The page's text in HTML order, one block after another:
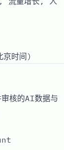
时间)
审核的AI数据与